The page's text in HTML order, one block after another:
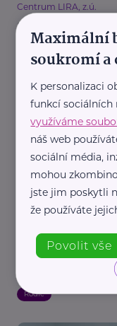
Centrum LIRA, z.ú.
Modrý den
propojí tisíce lidí
Dobročinnost
Komunikace
Když má dítě
Rodič
Maximální
soukromí a
K personalizaci
funkcí sociálních
využíváme
náš web
sociální média,
mohou
jste jim poskytli
že používáte
Povolit vše